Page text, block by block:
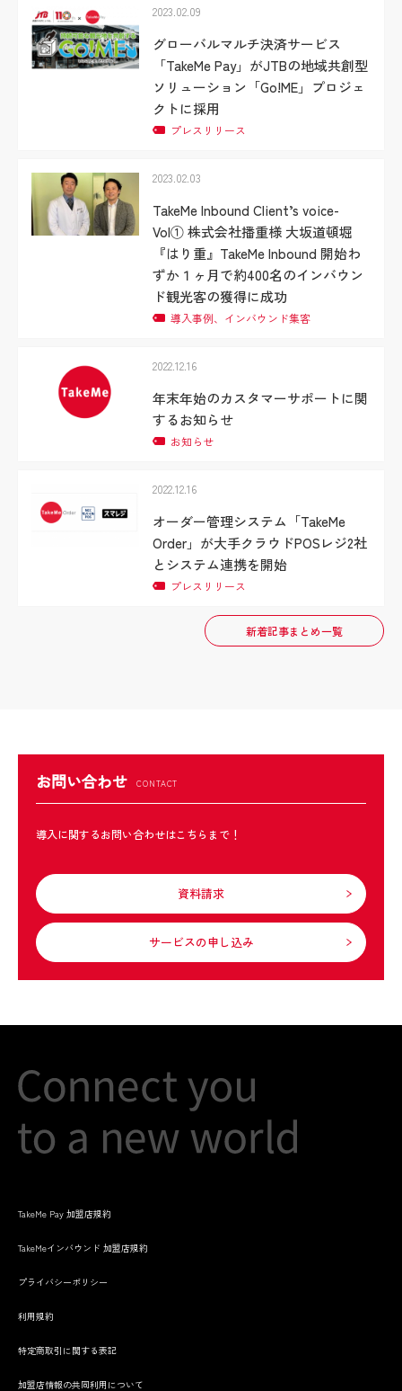
2023.02.09
グローバルマルチ決済サービス
「TakeMe Pay」がJTBの地域共創型
ソリューション「Go!ME」プロジェ
クトに採用
プレスリリース
2023.02.03
TakeMe Inbound Client’s voice-
Vol① 株式会社播重様 大坂道頓堀
『はり重』TakeMe Inbound 開始わ
ずか１ヶ月で約400名のインバウン
ド観光客の獲得に成功
導入事例、インバウンド集客
2022.12.16
年末年始のカスタマーサポートに関
するお知らせ
お知らせ
2022.12.16
オーダー管理システム「TakeMe
Order」が大手クラウドPOSレジ2社
とシステム連携を開始
プレスリリース
新着記事まとめ一覧
お問い合わせ
導入に関するお問い合わせはこちらまで！
資料請求
サービスの申し込み
TakeMe Pay 加盟店規約
TakeMeインバウンド 加盟店規約
プライバシーポリシー
利用規約
特定商取引に関する表記
加盟店情報の共同利用について